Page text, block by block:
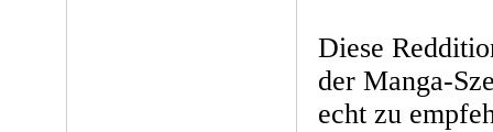
Diese
der Manga-
echt zu